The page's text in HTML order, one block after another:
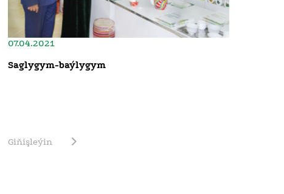
07.04.2021
Saglygym-baýlygym
Giňişleýin